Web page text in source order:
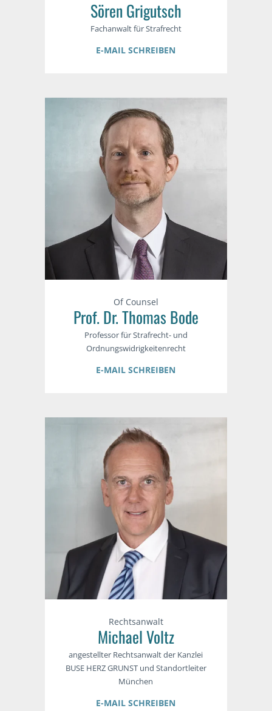
Sören Grigutsch
Fachanwalt für Strafrecht
E-MAIL SCHREIBEN
Of Counsel
Prof. Dr. Thomas Bode
Professor für Strafrecht- und
Ordnungswidrigkeitenrecht
E-MAIL SCHREIBEN
Rechtsanwalt
Michael Voltz
angestellter Rechtsanwalt der Kanzlei
BUSE HERZ GRUNST und Standortleiter
München
E-MAIL SCHREIBEN